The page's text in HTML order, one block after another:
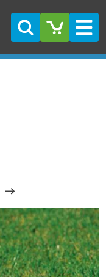
Suche